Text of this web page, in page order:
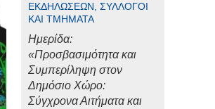
ΕΚΔΗΛΏΣΕΩΝ, ΣΎΛΛΟΓΟΙ
ΚΑΙ ΤΜΉΜΑΤΑ
Ημερίδα:
«Προσβασιμότητα και
Συμπερίληψη στον
Δημόσιο Χώρο:
Σύγχρονα Αιτήματα και